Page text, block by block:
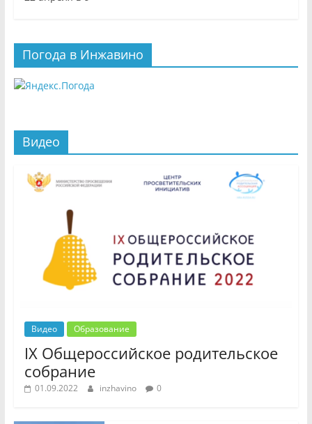
Погода в Инжавино
Видео
Видео Образование
IX Общероссийское родительское
собрание
01.09.2022 inzhavino 0